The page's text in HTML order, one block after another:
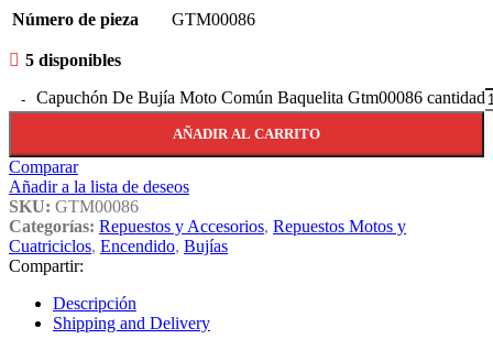
Número de pieza GTM00086
5 disponibles
Capuchón De Bujía Moto Común Baquelita Gtm00086 cantidad
AÑADIR AL CARRITO
Comparar
Añadir a la lista de deseos
SKU: GTM00086
Categorías: Repuestos y Accesorios, Repuestos Motos y
Cuatriciclos, Encendido, Bujías
Compartir:
Descripción
Shipping and Delivery